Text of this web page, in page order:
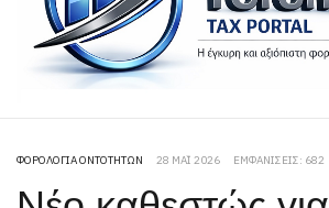
ΦΟΡΟΛΟΓΊΑ ΟΝΤΟΤΉΤΩΝ 28 ΜΆΙ 2026 ΕΜΦΑΝΊΣΕΙΣ: 682